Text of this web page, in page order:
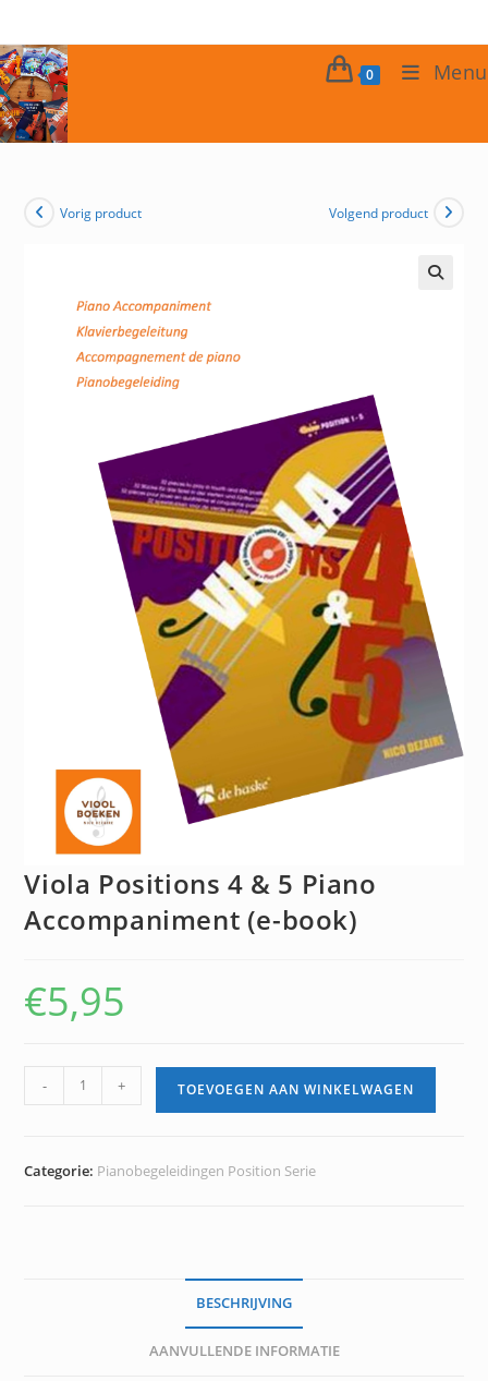
naar
inhoud
0 Menu
Vorig product Volgend product
Viola Positions 4 & 5 Piano
Accompaniment (e-book)
€5,95
Positions
- + TOEVOEGEN AAN WINKELWAGEN
Categorie: Pianobegeleidingen Position Serie
BESCHRIJVING
AANVULLENDE INFORMATIE